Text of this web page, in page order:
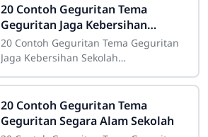
20 Contoh Geguritan Tema
Geguritan Jaga Kebersihan
Sekolah
20 Contoh Geguritan Tema Geguritan
Jaga Kebersihan Sekolah
merupakan salah satu aspek yang
sangat penting dalam
20 Contoh Geguritan Tema
Geguritan Segara Alam Sekolah